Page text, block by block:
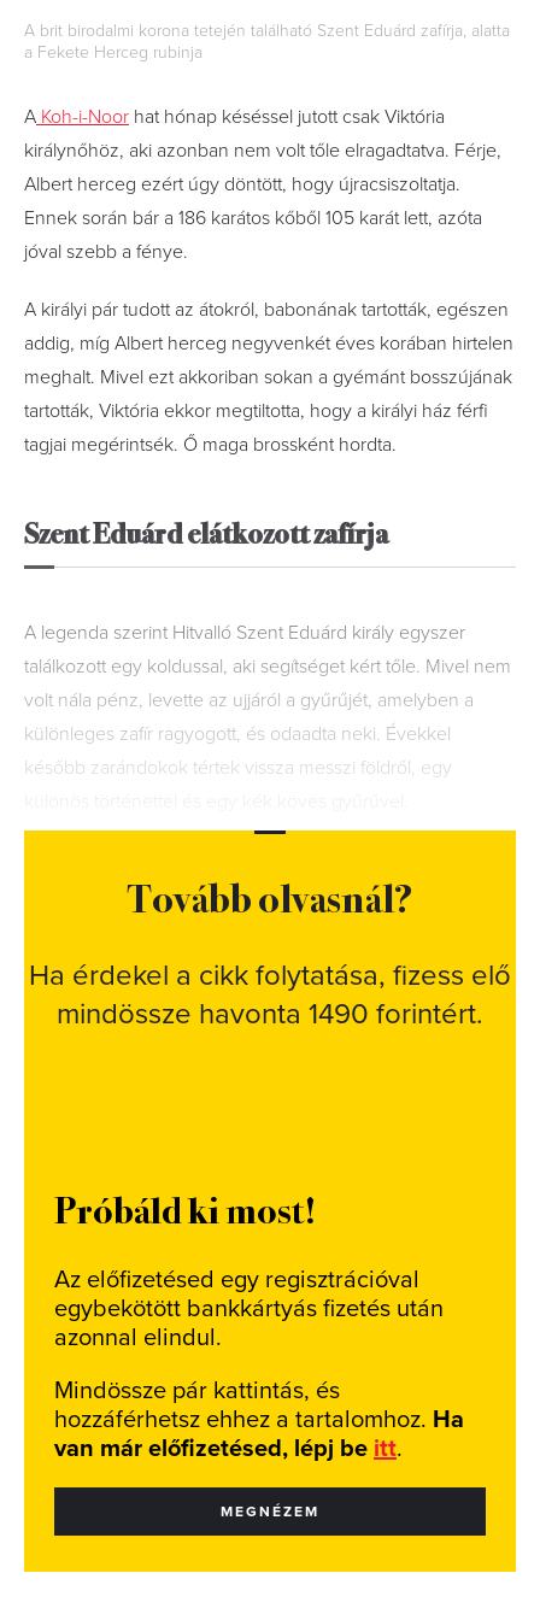
A brit birodalmi korona tetején található Szent Eduárd zafírja, alatta
a Fekete Herceg rubinja
A Koh-i-Noor hat hónap késéssel jutott csak Viktória
királynőhöz, aki azonban nem volt tőle elragadtatva. Férje,
Albert herceg ezért úgy döntött, hogy újracsiszoltatja.
Ennek során bár a 186 karátos kőből 105 karát lett, azóta
jóval szebb a fénye.
A királyi pár tudott az átokról, babonának tartották, egészen
addig, míg Albert herceg negyvenkét éves korában hirtelen
meghalt. Mivel ezt akkoriban sokan a gyémánt bosszújának
tartották, Viktória ekkor megtiltotta, hogy a királyi ház férfi
tagjai megérintsék. Ő maga brossként hordta.
Szent Eduárd elátkozott zafírja
A legenda szerint Hitvalló Szent Eduárd király egyszer
találkozott egy koldussal, aki segítséget kért tőle. Mivel nem
volt nála pénz, levette az ujjáról a gyűrűjét, amelyben a
különleges zafír ragyogott, és odaadta neki. Évekkel
később zarándokok tértek vissza messzi földről, egy
Tovább olvasnál?
Ha érdekel a cikk folytatása, fizess elő
mindössze havonta 1490 forintért.
Próbáld ki most!
Az előfizetésed egy regisztrációval
egybekötött bankkártyás fizetés után
azonnal elindul.
Mindössze pár kattintás, és
hozzáférhetsz ehhez a tartalomhoz. Ha
van már előfizetésed, lépj be itt.
MEGNÉZEM